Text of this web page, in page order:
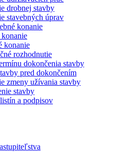
drobnej stavby
stavebných úprav
konanie
konanie
rozhodnutie
dokončenia stavby
pred dokončením
zmeny užívania stavby
stavby
a podpisov